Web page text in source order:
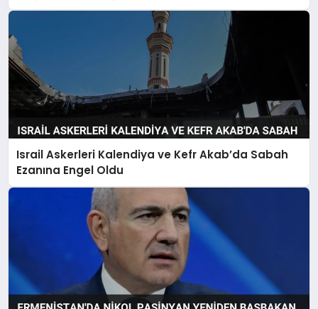
Israil Askerleri Kalendiya ve Kefr Akab’da Sabah
Ezanına Engel Oldu